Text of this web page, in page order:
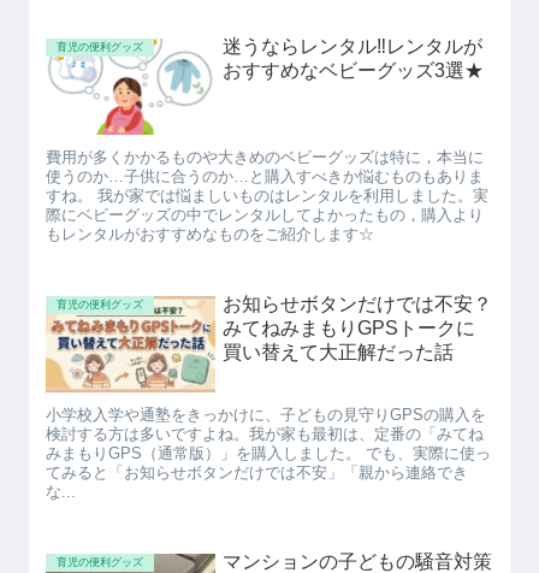
カフェイン・ローカフェイン・ハーブ】の中身とおすすめの理
由をご紹介します☆
育児の便利グッズ
迷うならレンタル‼レンタルが
おすすめなベビーグッズ3選★
費用が多くかかるものや大きめのベビーグッズは特に，本当に
使うのか…子供に合うのか…と購入すべきか悩むものもありま
すね。 我が家では悩ましいものはレンタルを利用しました。実
際にベビーグッズの中でレンタルしてよかったもの，購入より
もレンタルがおすすめなものをご紹介します☆
育児の便利グッズ
お知らせボタンだけでは不安？
みてねみまもりGPSトークに
買い替えて大正解だった話
小学校入学や通塾をきっかけに、子どもの見守りGPSの購入を
検討する方は多いですよね。我が家も最初は、定番の「みてね
みまもりGPS（通常版）」を購入しました。 でも、実際に使っ
てみると「お知らせボタンだけでは不安」「親から連絡でき
な...
育児の便利グッズ
マンションの子どもの騒音対策